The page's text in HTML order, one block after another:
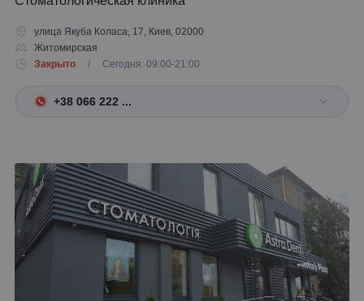
улица Якуба Коласа, 17, Киев, 02000
Житомирская
Закрыто
/ Сегодня: 09:00-21:00
+38 066 222 ...